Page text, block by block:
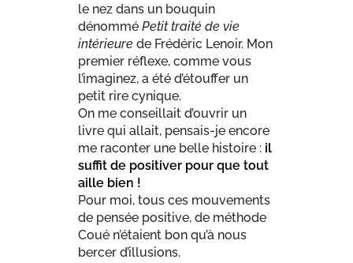
le nez dans un bouquin
dénommé Petit traité de vie
intérieurede Frédéric Lenoir. Mon
premier réflexe, comme vous
l’imaginez, a été d’étouffer un
petit rire cynique.
On me conseillait d’ouvrir un
livre qui allait, pensais-je encore
me raconter une belle histoire : il
suffit de positiver pour que tout
aille bien !
Pour moi, tous ces mouvements
de pensée positive, de méthode
Coué n’étaient bon qu’à nous
bercer d’illusions.